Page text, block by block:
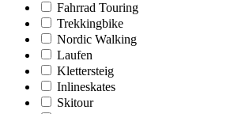
Fahrrad Touring
Trekkingbike
Nordic Walking
Laufen
Klettersteig
Inlineskates
Skitour